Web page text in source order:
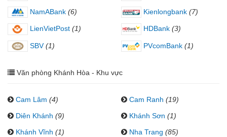
NamABank (6) Kienlongbank (7)
LienVietPost (1) HDBank (3)
SBV (1) PVcomBank (1)
Văn phòng Khánh Hòa - Khu vực
Cam Lâm (4) Cam Ranh (19)
Diên Khánh (9) Khánh Sơn (1)
Khánh Vĩnh (1) Nha Trang (85)